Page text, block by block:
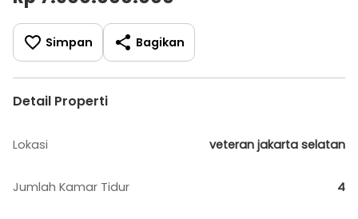
Simpan Bagikan
Detail Properti
Lokasi veteran jakarta selatan
Jumlah Kamar Tidur 4